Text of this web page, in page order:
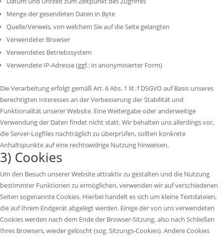
Menge der gesendeten Daten in Byte
Quelle/Verweis, von welchem Sie auf die Seite gelangten
Verwendeter Browser
Verwendetes Betriebssystem
Verwendete IP-Adresse (ggf.: in anonymisierter Form)
Die Verarbeitung erfolgt gemäß Art. 6 Abs. 1 lit. f DSGVO auf Basis unseres
berechtigten Interesses an der Verbesserung der Stabilität und
Funktionalität unserer Website. Eine Weitergabe oder anderweitige
Verwendung der Daten findet nicht statt. Wir behalten uns allerdings vor,
die Server-Logfiles nachträglich zu überprüfen, sollten konkrete
Anhaltspunkte auf eine rechtswidrige Nutzung hinweisen.
3) Cookies
Um den Besuch unserer Website attraktiv zu gestalten und die Nutzung
bestimmter Funktionen zu ermöglichen, verwenden wir auf verschiedenen
Seiten sogenannte Cookies. Hierbei handelt es sich um kleine Textdateien,
die auf Ihrem Endgerät abgelegt werden. Einige der von uns verwendeten
Cookies werden nach dem Ende der Browser-Sitzung, also nach Schließen
Ihres Browsers, wieder gelöscht (sog. Sitzungs-Cookies). Andere Cookies